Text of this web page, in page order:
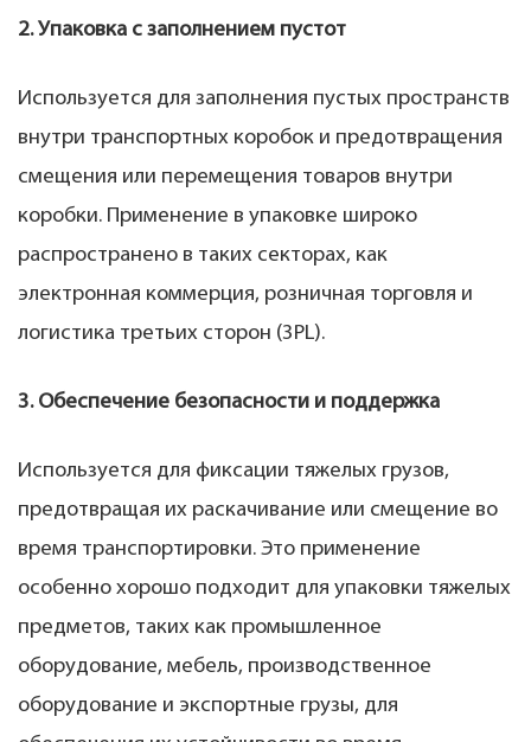
2. Упаковка с заполнением пустот
Используется для заполнения пустых пространств
внутри транспортных коробок и предотвращения
смещения или перемещения товаров внутри
коробки. Применение в упаковке широко
распространено в таких секторах, как
электронная коммерция, розничная торговля и
логистика третьих сторон (3PL).
3. Обеспечение безопасности и поддержка
Используется для фиксации тяжелых грузов,
предотвращая их раскачивание или смещение во
время транспортировки. Это применение
особенно хорошо подходит для упаковки тяжелых
предметов, таких как промышленное
оборудование, мебель, производственное
оборудование и экспортные грузы, для